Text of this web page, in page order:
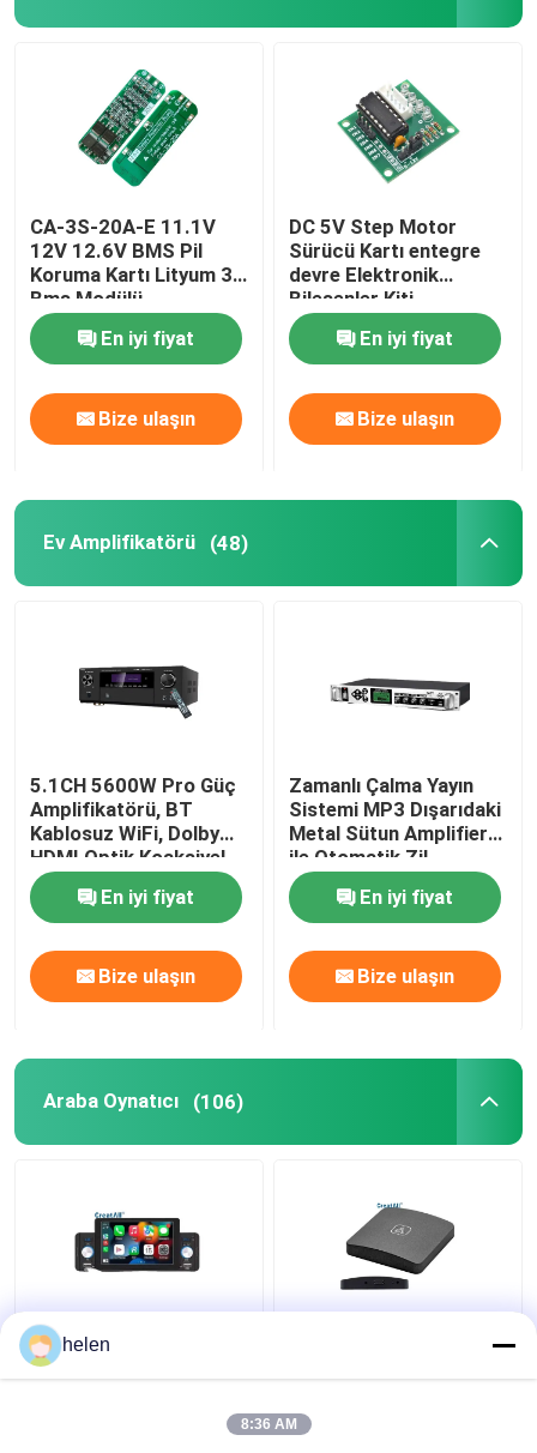
CA-3S-20A-E 11.1V
12V 12.6V BMS Pil
Koruma Kartı Lityum 3s
Bms Modülü
En iyi fiyat
Bize ulaşın
DC 5V Step Motor
Sürücü Kartı entegre
devre Elektronik
Bileşenler Kiti
En iyi fiyat
Bize ulaşın
Ev Amplifikatörü (48)
5.1CH 5600W Pro Güç
Amplifikatörü, BT
Kablosuz WiFi, Dolby
HDMI Optik Koaksiyel,
Ev Sineması KTV için
En iyi fiyat
Bize ulaşın
Zamanlı Çalma Yayın
Sistemi MP3 Dışarıdaki
Metal Sütun Amplifier
ile Otomatik Zil
Amplifier
En iyi fiyat
Bize ulaşın
Araba Oynatıcı (106)
Creatall 5 inçlik araba
MP5 çalar bluetooth
Montajlı Bağlantı
Kutusu Android
helen
8:36 AM